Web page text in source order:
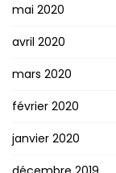
mai 2020
avril 2020
mars 2020
février 2020
janvier 2020